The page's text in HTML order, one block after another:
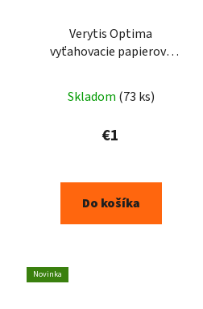
Verytis Optima
vyťahovacie papierové
Skladom (73 ks)
€1
Do košíka
Novinka